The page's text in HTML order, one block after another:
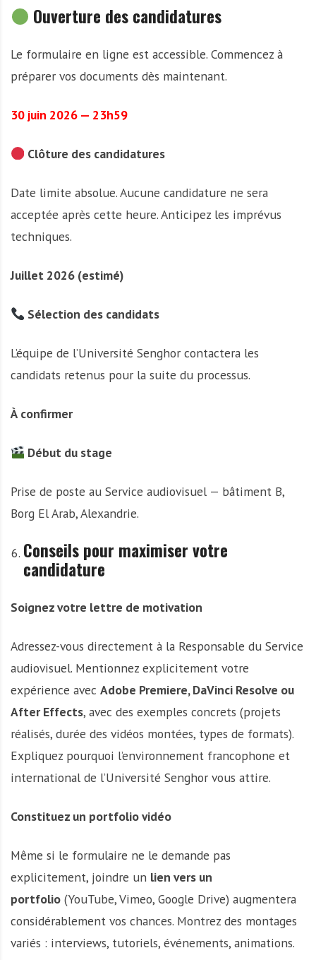
Ouverture des candidatures
Le formulaire en ligne est accessible. Commencez à
préparer vos documents dès maintenant.
30 juin 2026 — 23h59
Clôture des candidatures
Date limite absolue. Aucune candidature ne sera
acceptée après cette heure. Anticipez les imprévus
techniques.
Juillet 2026 (estimé)
Sélection des candidats
L’équipe de l’Université Senghor contactera les
candidats retenus pour la suite du processus.
À confirmer
Début du stage
Prise de poste au Service audiovisuel — bâtiment B,
Borg El Arab, Alexandrie.
Conseils pour maximiser votre
candidature
Soignez votre lettre de motivation
Adressez-vous directement à la Responsable du Service
audiovisuel. Mentionnez explicitement votre
expérience avec Adobe Premiere, DaVinci Resolve ou
After Effects, avec des exemples concrets (projets
réalisés, durée des vidéos montées, types de formats).
Expliquez pourquoi l’environnement francophone et
international de l’Université Senghor vous attire.
Constituez un portfolio vidéo
Même si le formulaire ne le demande pas
explicitement, joindre un lien vers un
portfolio (YouTube, Vimeo, Google Drive) augmentera
considérablement vos chances. Montrez des montages
variés : interviews, tutoriels, événements, animations.